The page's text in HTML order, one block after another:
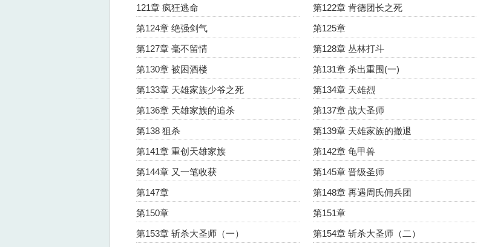
121章 疯狂逃命
第122章 肯德团长之死
第124章 绝强剑气
第125章
第127章 毫不留情
第128章 丛林打斗
第130章 被困酒楼
第131章 杀出重围(一)
第133章 天雄家族少爷之死
第134章 天雄烈
第136章 天雄家族的追杀
第137章 战大圣师
第138 狙杀
第139章 天雄家族的撤退
第141章 重创天雄家族
第142章 龟甲兽
第144章 又一笔收获
第145章 晋级圣师
第147章
第148章 再遇周氏佣兵团
第150章
第151章
第153章 斩杀大圣师（一）
第154章 斩杀大圣师（二）